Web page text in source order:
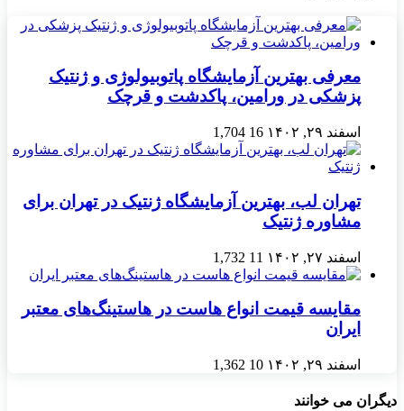
معرفی بهترین آزمایشگاه پاتوبیولوژی و ژنتیک
پزشکی در ورامین، پاکدشت و قرچک
اسفند ۲۹, ۱۴۰۲ 16
1,704
تهران لب، بهترین آزمایشگاه ژنتیک در تهران برای
مشاوره ژنتیک
اسفند ۲۷, ۱۴۰۲ 11
1,732
مقایسه قیمت انواع هاست در هاستینگ‌های معتبر
ایران
اسفند ۲۹, ۱۴۰۲ 10
1,362
دیگران می خوانند